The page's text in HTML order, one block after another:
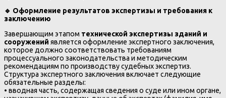
🔹 Оформление результатов экспертизы и требования к
заключению
Завершающим этапом технической экспертизы зданий и
сооружений является оформление экспертного заключения,
которое должно соответствовать требованиям
процессуального законодательства и методическим
рекомендациям по производству судебных экспертиз.
Структура экспертного заключения включает следующие
обязательные разделы:
• вводная часть, содержащая сведения о суде или ином органе,